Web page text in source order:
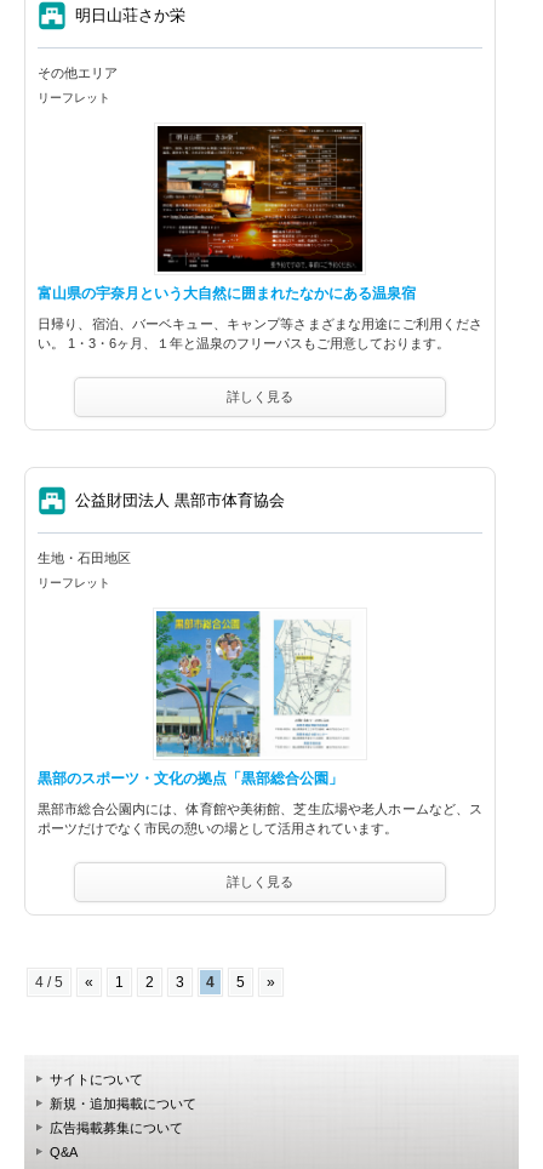
⑦ 明日山荘さか栄
その他エリア
リーフレット
富山県の宇奈月という大自然に囲まれたなかにある温泉宿
日帰り、宿泊、バーベキュー、キャンプ等さまざまな用途にご利用くださ
い。 1・3・6ヶ月、１年と温泉のフリーパスもご用意しております。
詳しく見る
⑦ 公益財団法人 黒部市体育協会
生地・石田地区
リーフレット
黒部のスポーツ・文化の拠点「黒部総合公園」
黒部市総合公園内には、体育館や美術館、芝生広場や老人ホームなど、ス
ポーツだけでなく市民の憩いの場として活用されています。
詳しく見る
4 / 5 « 1 2 3 4 5 »
サイトについて
新規・追加掲載について
広告掲載募集について
Q&A